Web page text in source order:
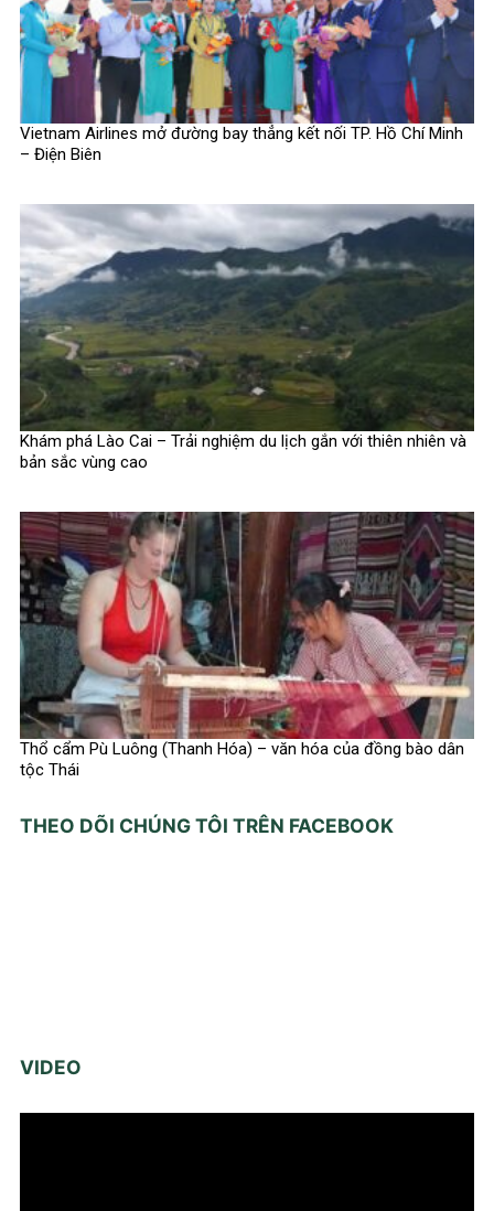
Vietnam Airlines mở đường bay thẳng kết nối TP. Hồ Chí Minh
– Điện Biên
Khám phá Lào Cai – Trải nghiệm du lịch gắn với thiên nhiên và
bản sắc vùng cao
Thổ cẩm Pù Luông (Thanh Hóa) – văn hóa của đồng bào dân
tộc Thái
THEO DÕI CHÚNG TÔI TRÊN FACEBOOK
VIDEO